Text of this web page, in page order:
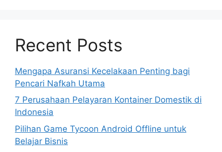
Recent Posts
Mengapa Asuransi Kecelakaan Penting bagi
Pencari Nafkah Utama
7 Perusahaan Pelayaran Kontainer Domestik di
Indonesia
Pilihan Game Tycoon Android Offline untuk
Belajar Bisnis